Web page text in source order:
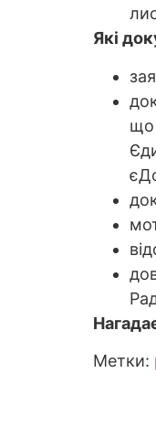
Які
що
Метки: